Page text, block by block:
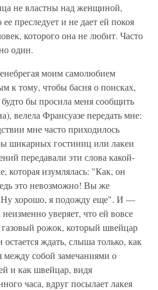
не властны над женщиной,
преследует и не дает ей покоя
которого она не любит. Часто
один.
моим самолюбием
к тому, чтобы басня о поисках,
будто бы просила меня сообщить
велела Франсуазе передать мне:
мне часто приходилось
шикарных гостиниц или лакеи
передавали эти слова какой-
которая изумлялась: "Как, он
это невозможно! Вы же
Ну хорошо, я подожду еще". И —
уверяет, что ей вовсе
рожок, который швейцар
остается ждать, слыша только, как
между собой замечаниями о
и как швейцар, видя
часа, вдруг посылает лакея